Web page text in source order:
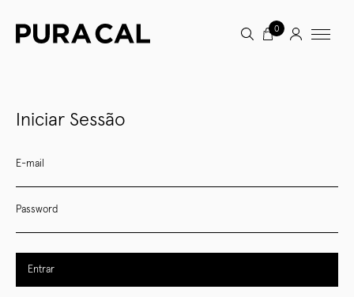
0
Iniciar Sessão
E-mail
Password
Entrar